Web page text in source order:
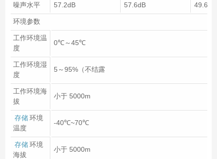
噪声水平 57.2dB 57.6dB 49.6dB
环境参数
工作环境温
度
0℃～45℃
工作环境湿
度
5～95%（不结露
工作环境海
拔
小于 5000m
存储 环境
温度
-40℃~70℃
存储 环境
海拔
小于 5000m